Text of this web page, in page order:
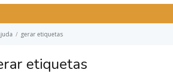
/ gerar etiquetas
etiquetas